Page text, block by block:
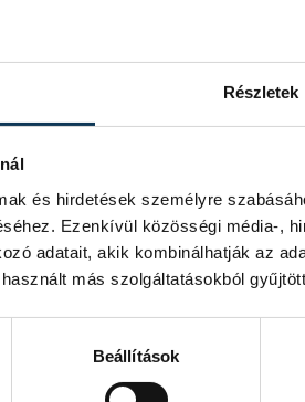
Részletek
és hirdetések személyre
Ezenkívül közösségi média-,
adatait, akik kombinálhatják az
más szolgáltatásokból
Beállítások
elesett katonáinkat
édesanyák az
ma sem hallgattak el, a
válnak emberek, ezért a tábori lelkész